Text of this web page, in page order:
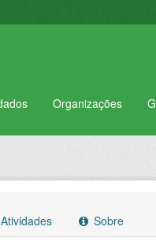
Organizações
Sobre